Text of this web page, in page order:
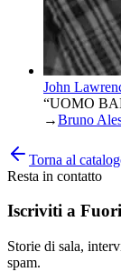
John
“UOMO
→Bruno
Torna al
Resta in contatto
Iscriviti a
Storie di sala,
spam.